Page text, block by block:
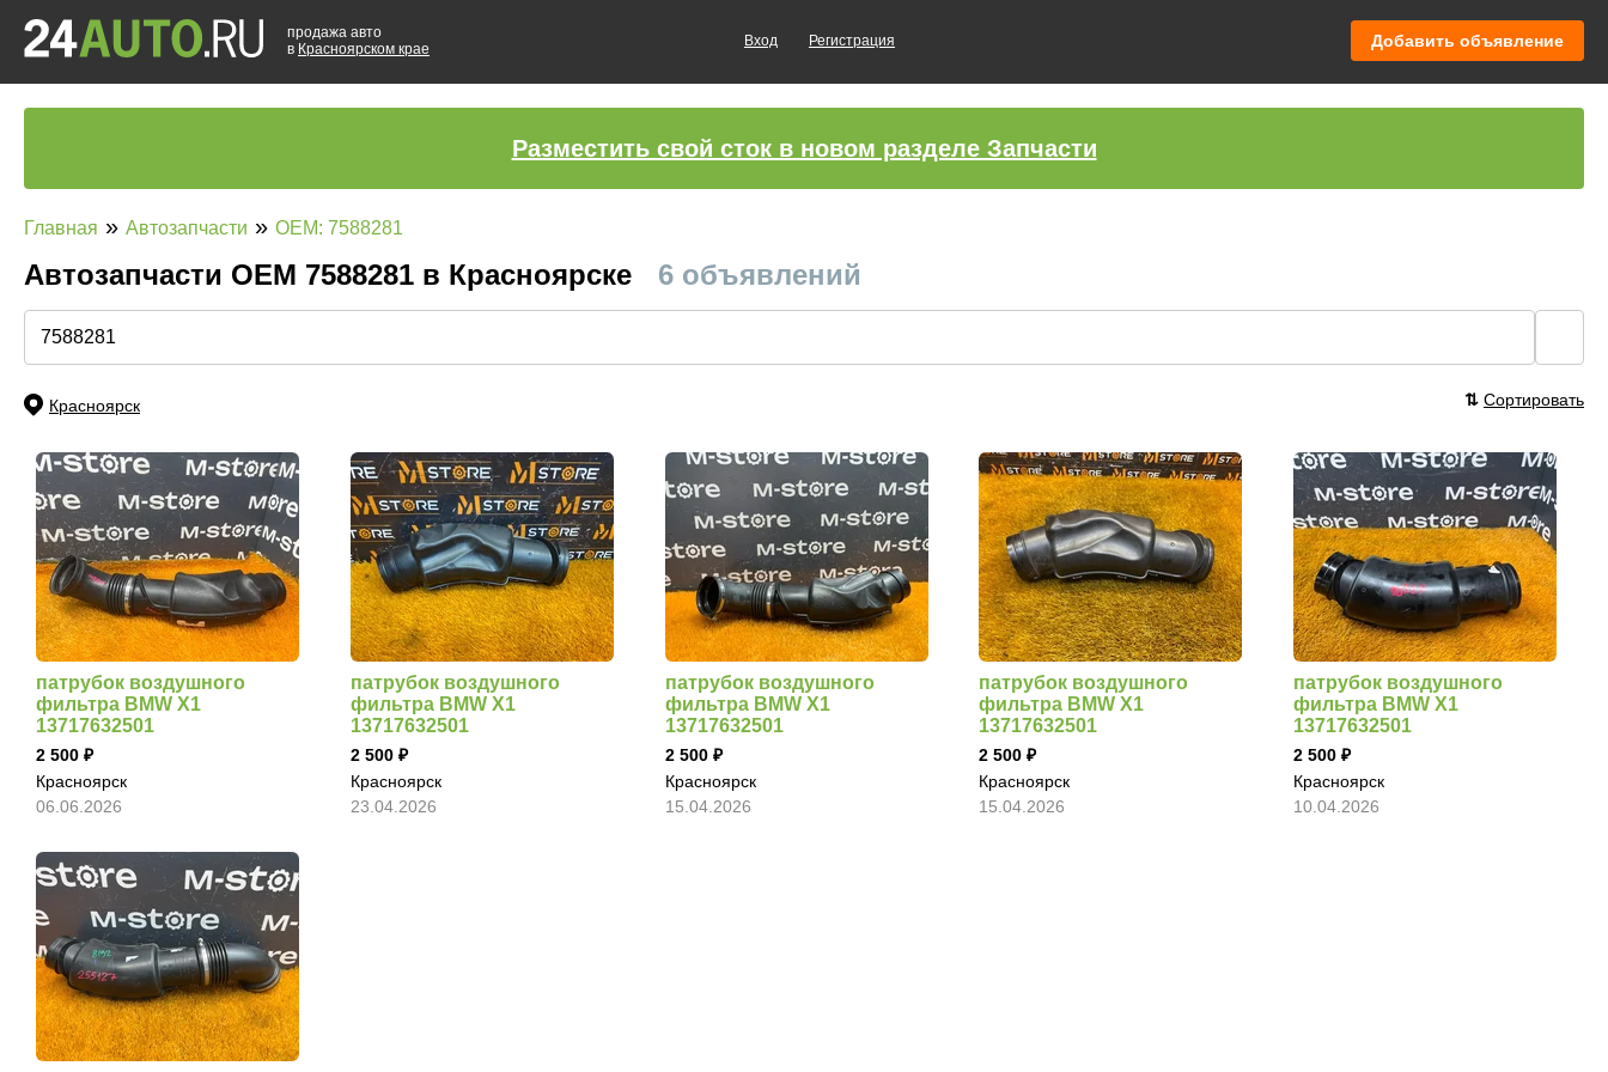
продажа авто
в Красноярском крае
Вход Регистрация Добавить объявление
Разместить свой сток в новом разделе Запчасти
Главная » Автозапчасти » OEM: 7588281
Автозапчасти ОЕМ 7588281 в Красноярске 6 объявлений
Красноярск ⇅ Сортировать
патрубок воздушного
фильтра BMW X1
13717632501
2 500
Красноярск
06.06.2026
патрубок воздушного
фильтра BMW X1
13717632501
2 500
Красноярск
23.04.2026
патрубок воздушного
фильтра BMW X1
13717632501
2 500
Красноярск
15.04.2026
патрубок воздушного
фильтра BMW X1
13717632501
2 500
Красноярск
15.04.2026
патрубок воздушного
фильтра BMW X1
13717632501
2 500
Красноярск
10.04.2026